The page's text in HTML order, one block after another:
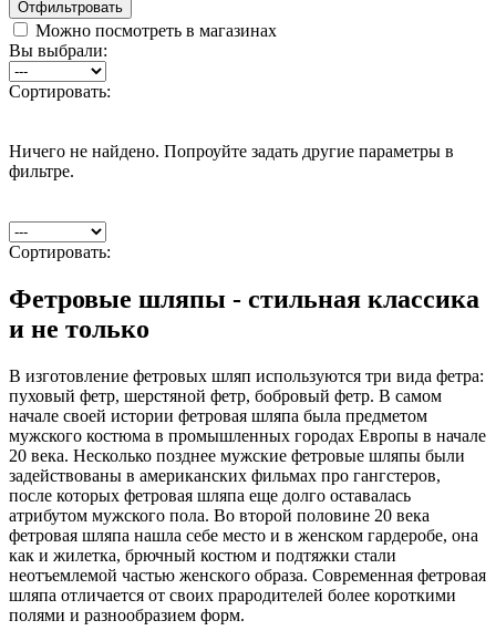
Можно посмотреть в магазинах
Вы выбрали:
Сортировать:
Ничего не найдено. Попроуйте задать другие параметры в
фильтре.
Сортировать:
Фетровые шляпы - стильная классика
и не только
В изготовление фетровых шляп используются три вида фетра:
пуховый фетр, шерстяной фетр, бобровый фетр. В самом
начале своей истории фетровая шляпа была предметом
мужского костюма в промышленных городах Европы в начале
20 века. Несколько позднее мужские фетровые шляпы были
задействованы в американских фильмах про гангстеров,
после которых фетровая шляпа еще долго оставалась
атрибутом мужского пола. Во второй половине 20 века
фетровая шляпа нашла себе место и в женском гардеробе, она
как и жилетка, брючный костюм и подтяжки стали
неотъемлемой частью женского образа. Современная фетровая
шляпа отличается от своих прародителей более короткими
полями и разнообразием форм.